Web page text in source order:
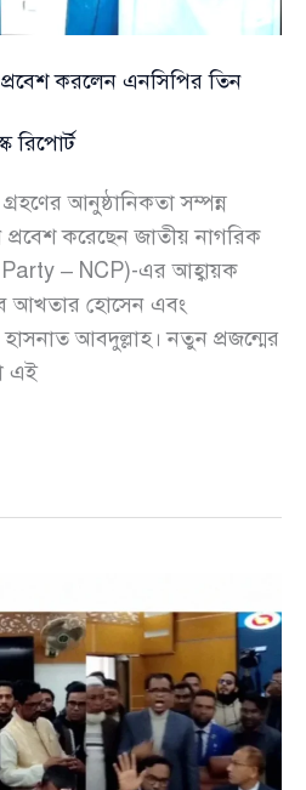
করলেন এনসিপির তিন
রিপোর্ট
আনুষ্ঠানিকতা সম্পন্ন
করেছেন জাতীয় নাগরিক
– NCP)-এর আহ্বায়ক
আখতার হোসেন এবং
আবদুল্লাহ। নতুন প্রজন্মের
এই